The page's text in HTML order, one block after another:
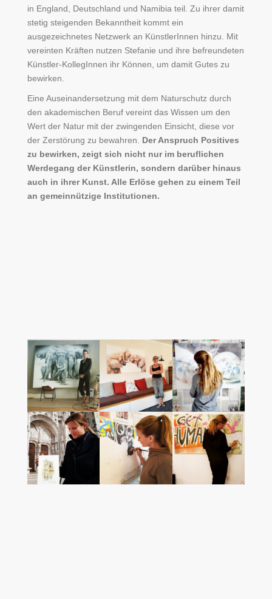
in England, Deutschland und Namibia teil. Zu ihrer damit
stetig steigenden Bekanntheit kommt ein
ausgezeichnetes Netzwerk an KünstlerInnen hinzu. Mit
vereinten Kräften nutzen Stefanie und ihre befreundeten
Künstler-KollegInnen ihr Können, um damit Gutes zu
bewirken.
Eine Auseinandersetzung mit dem Naturschutz durch
den akademischen Beruf vereint das Wissen um den
Wert der Natur mit der zwingenden Einsicht, diese vor
der Zerstörung zu bewahren. Der Anspruch Positives
zu bewirken, zeigt sich nicht nur im beruflichen
Werdegang der Künstlerin, sondern darüber hinaus
auch in ihrer Kunst. Alle Erlöse gehen zu einem Teil
an gemeinnützige Institutionen.